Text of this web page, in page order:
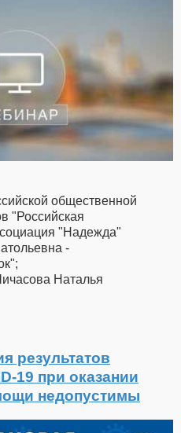
общественной
"Российская
"Надежда"
-
Наталья
результатов
19 при оказании
недопустимы